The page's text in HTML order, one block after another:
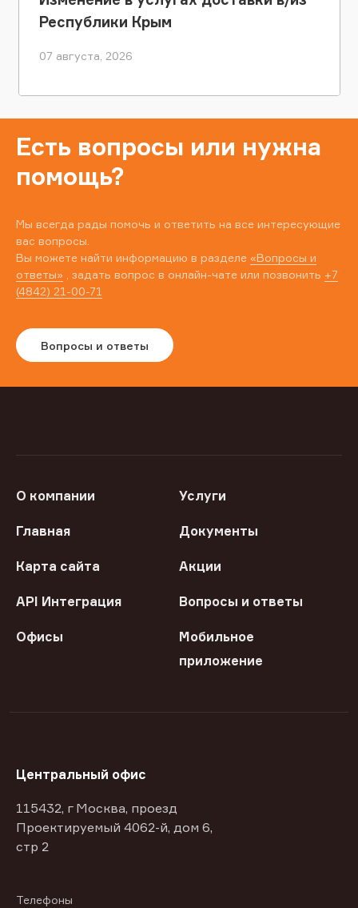
Республики Крым
07 августа, 2026
Есть вопросы или нужна
помощь?
Мы всегда рады помочь и ответить на все интересующие
вас вопросы.
Вы можете найти информацию в разделе «Вопросы и
ответы» , задать вопрос в онлайн-чате или позвонить +7
(4842) 21-00-71
Вопросы и ответы
О компании Услуги
Главная Документы
Карта сайта Акции
API Интеграция Вопросы и ответы
Офисы
Мобильное
приложение
Центральный офис
115432, г Москва, проезд
Проектируемый 4062-й, дом 6,
стр 2
Телефоны